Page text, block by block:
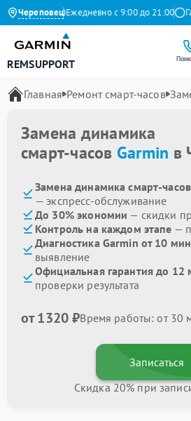
Череповец
Яндекс Ежедневно с 9:00 до 21:00
REMSUPPORT
Главная Ремонт смарт-часов
Замена динамика
смарт-часов Garmin в
Замена динамика смарт-
— экспресс-обслуживание
До 30% экономии — скидки
Контроль на каждом этапе —
Диагностика Garmin от 10 мин
выявление
Официальная гарантия до 12
проверки результата
от 1320 ₽Время работы: от 30
Записаться
Скидка 20% при